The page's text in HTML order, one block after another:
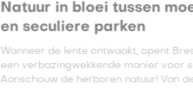
Natuur in bloei tussen
en seculiere parken
Wanneer de lente ontwaakt, opent
een verbazingwekkende manier voor
Aanschouw de herboren natuur! Van